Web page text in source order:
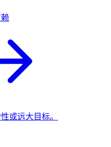
或远大目标。